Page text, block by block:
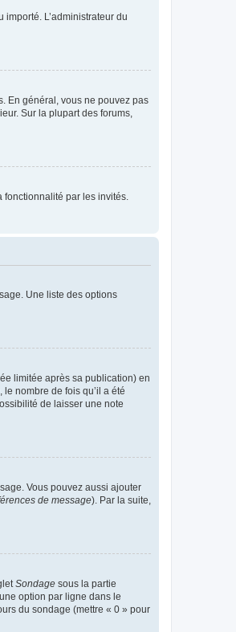
importé. L’administrateur du
En général, vous ne pouvez pas
Sur la plupart des forums,
par les invités.
Une liste des options
limitée après sa publication) en
nombre de fois qu’il a été
de laisser une note
Vous pouvez aussi ajouter
de message). Par la suite,
Sondage sous la partie
option par ligne dans le
du sondage (mettre « 0 » pour